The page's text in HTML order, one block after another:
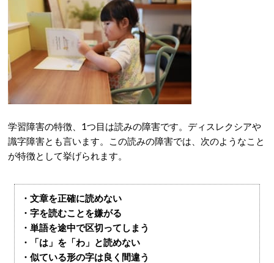
学習障害の特徴、1つ目は読みの障害です。ディスレクシアや
識字障害とも言います。この読みの障害では、次のようなこと
が特徴として挙げられます。
・文章を正確に読めない
・字を読むことを嫌がる
・単語を途中で区切ってしまう
・「は」を「わ」と読めない
・似ている形の字は良く間違う